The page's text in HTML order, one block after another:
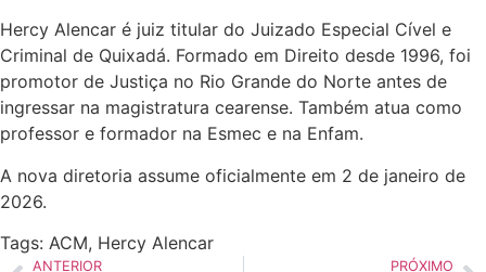
Hercy Alencar é juiz titular do Juizado Especial Cível e
Criminal de Quixadá. Formado em Direito desde 1996, foi
promotor de Justiça no Rio Grande do Norte antes de
ingressar na magistratura cearense. Também atua como
professor e formador na Esmec e na Enfam.
A nova diretoria assume oficialmente em 2 de janeiro de
2026.
Tags: ACM, Hercy Alencar
ANTERIOR PRÓXIMO